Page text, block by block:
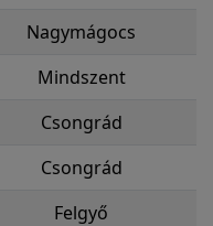
Nagymágocs
Mindszent
Csongrád
Csongrád
Felgyő